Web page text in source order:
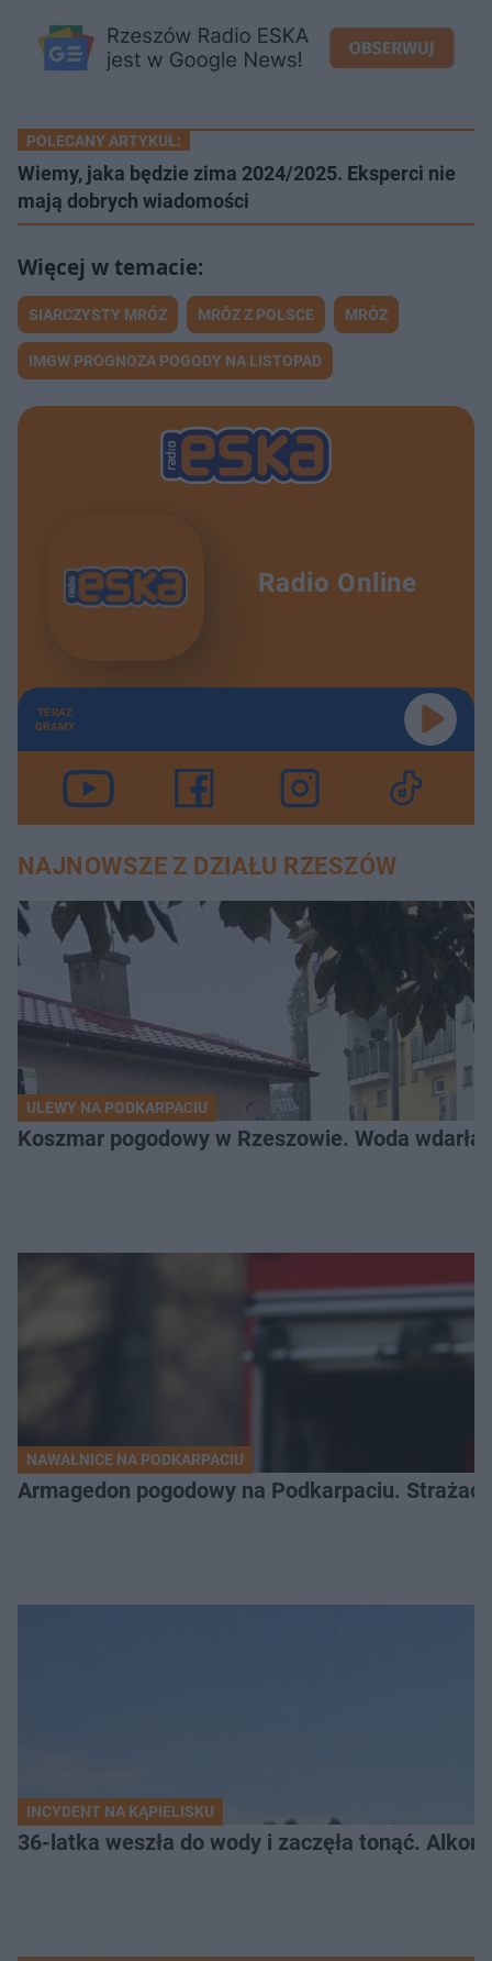
POLECANY ARTYKUŁ:
Wiemy, jaka będzie zima 2024/2025. Eksperci nie
mają dobrych wiadomości
SIARCZYSTY MRÓZ MRÓZ Z POLSCE MRÓZ
IMGW PROGNOZA POGODY NA LISTOPAD
Radio Online
TERAZ
GRAMY
NAJNOWSZE Z DZIAŁU RZESZÓW
ULEWY NA PODKARPACIU
Koszmar pogodowy w Rzeszowie. Woda
NAWAŁNICE NA PODKARPACIU
Armagedon pogodowy na Podkarpaciu.
INCYDENT NA KĄPIELISKU
36-latka weszła do wody i zaczęła tonąć.